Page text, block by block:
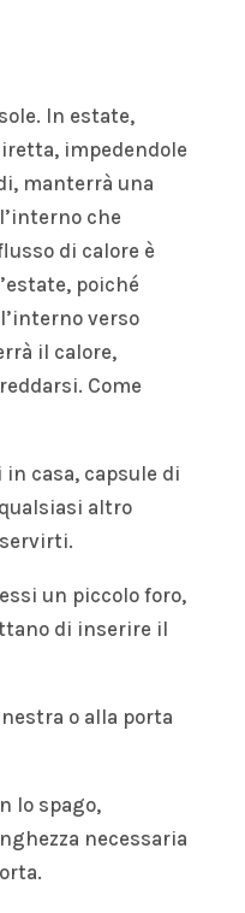
In estate,
impedendole
manterrà una
che
di calore è
poiché
verso
il calore,
Come
in casa, capsule di
altro
un piccolo foro,
di inserire il
o alla porta
lo spago,
necessaria